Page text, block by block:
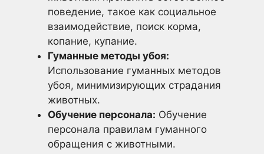
поведение, такое как социальное
взаимодействие, поиск корма,
копание, купание.
Гуманные методы убоя:
Использование гуманных методов
убоя, минимизирующих страдания
животных.
Обучение персонала: Обучение
персонала правилам гуманного
обращения с животными.